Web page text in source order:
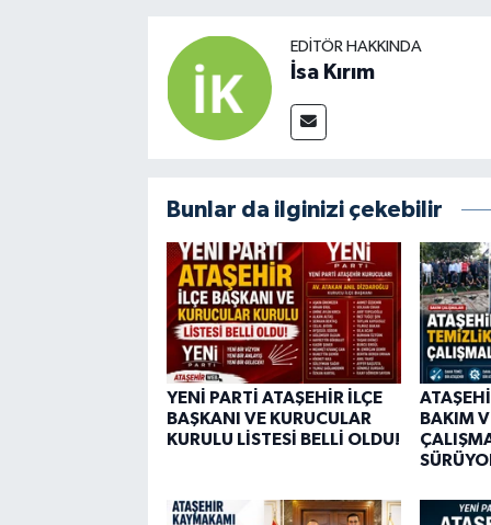
EDITÖR HAKKINDA
İsa Kırım
Bunlar da ilginizi çekebilir
YENİ PARTİ ATAŞEHİR İLÇE
BAŞKANI VE KURUCULAR
KURULU LİSTESİ BELLİ OLDU!
BAKIM